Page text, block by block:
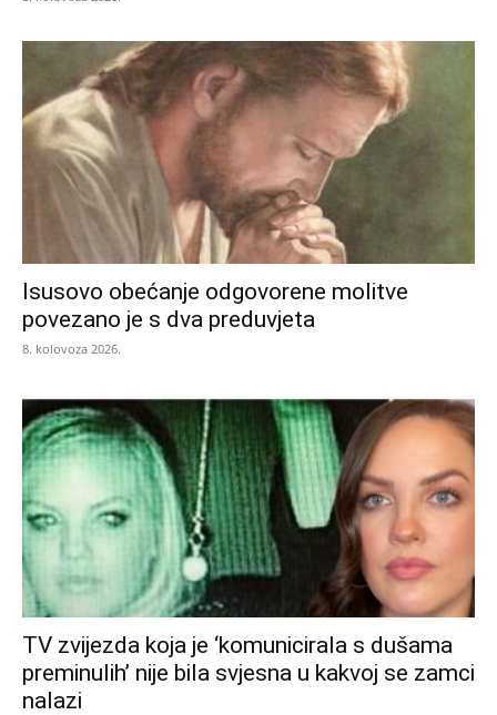
Isusovo obećanje odgovorene molitve
povezano je s dva preduvjeta
8. kolovoza 2026.
TV zvijezda koja je ‘komunicirala s dušama
preminulih’ nije bila svjesna u kakvoj se zamci
nalazi